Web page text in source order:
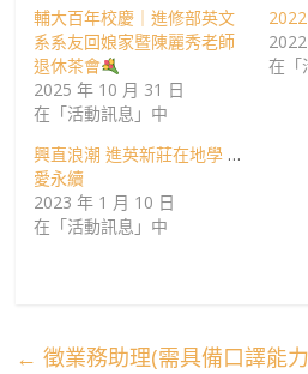
輔大百年校慶｜進修部英文
系系友回娘家暨陳麗秀老師
退休茶會
2025 年 10 月 31 日
在「活動訊息」中
在「
興直浪潮 進英新莊在地學 讓
愛永續
2023 年 1 月 10 日
在「活動訊息」中
← 徵業務助理(需具備口譯能